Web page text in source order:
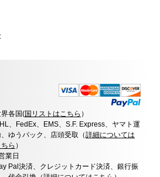
各国(国リストはこちら ）
、FedEx、EMS、S.F. Express、ヤマト運
ゆうパック、店頭受取（詳細については
ら ）
業日
Pal決済、クレジットカード決済、銀行振